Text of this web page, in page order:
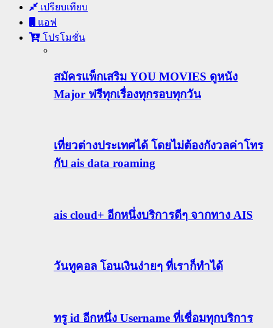
เปรียบเทียบ
แอฟ
โปรโมชั่น
สมัครแพ็กเสริม YOU MOVIES ดูหนัง
Major ฟรีทุกเรื่องทุกรอบทุกวัน
เที่ยวต่างประเทศได้ โดยไม่ต้องกังวลค่าโทร
กับ ais data roaming
ais cloud+ อีกหนึ่งบริการดีๆ จากทาง AIS
วันทูคอล โอนเงินง่ายๆ ที่เราก็ทำได้
ทรู id อีกหนึ่ง Username ที่เชื่อมทุกบริการ